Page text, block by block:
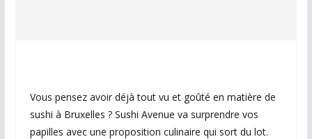
Vous pensez avoir déjà tout vu et goûté en matière de
sushi à Bruxelles ? Sushi Avenue va surprendre vos
papilles avec une proposition culinaire qui sort du lot.